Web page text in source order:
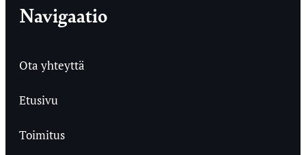
Navigaatio
Ota yhteyttä
Etusivu
Toimitus